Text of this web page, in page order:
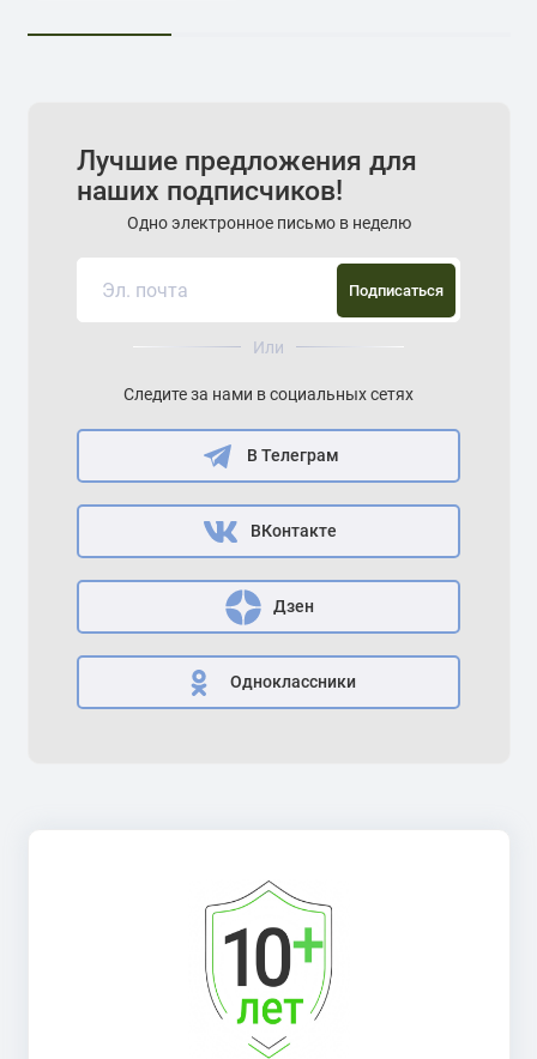
Лучшие предложения для
наших подписчиков!
Одно электронное письмо в неделю
Подписаться
Или
Следите за нами в социальных сетях
В Телеграм
ВКонтакте
Дзен
Одноклассники